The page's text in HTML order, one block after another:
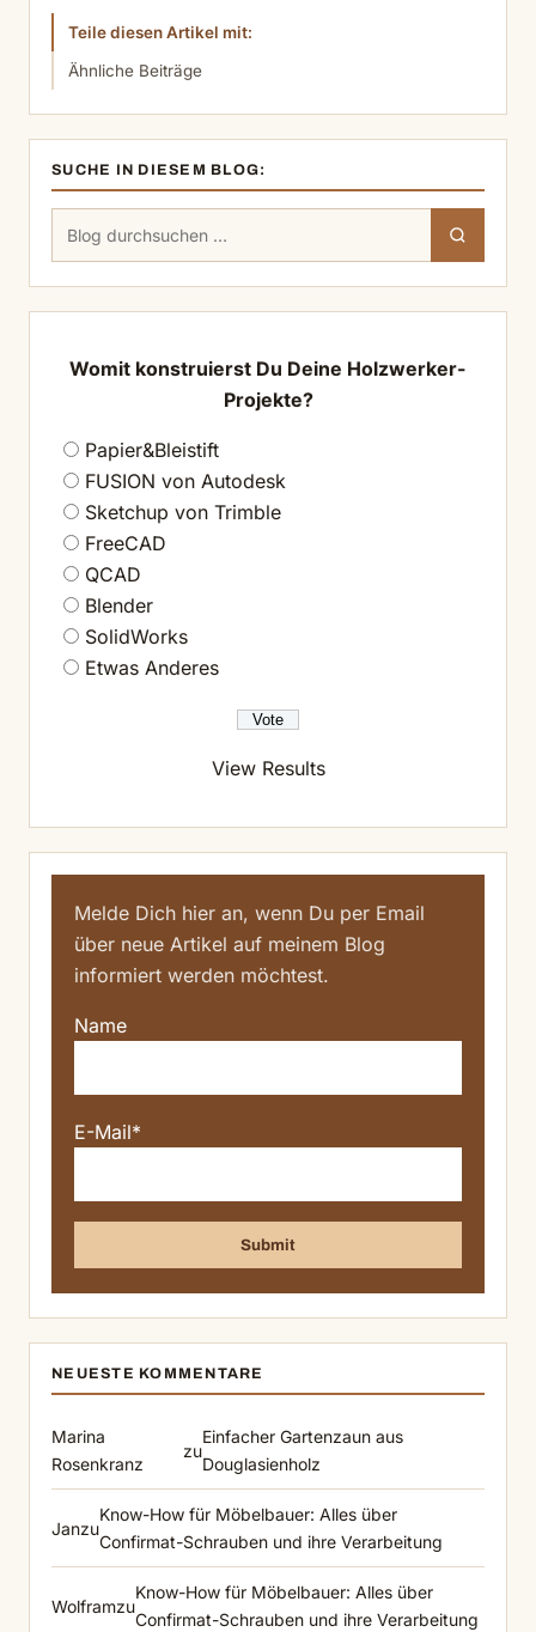
Teile diesen Artikel mit:
Ähnliche Beiträge
SUCHE IN DIESEM BLOG:
Suchen
Womit konstruierst Du Deine Holzwerker-
Projekte?
Papier&Bleistift
FUSION von Autodesk
Sketchup von Trimble
FreeCAD
QCAD
Blender
SolidWorks
Etwas Anderes
View Results
Melde Dich hier an, wenn Du per Email
über neue Artikel auf meinem Blog
informiert werden möchtest.
Name
E-Mail*
NEUESTE KOMMENTARE
Marina
Rosenkranz
zu
Einfacher Gartenzaun aus
Douglasienholz
Janzu
Know-How für Möbelbauer: Alles über
Confirmat-Schrauben und ihre Verarbeitung
Wolframzu
Know-How für Möbelbauer: Alles über
Confirmat-Schrauben und ihre Verarbeitung